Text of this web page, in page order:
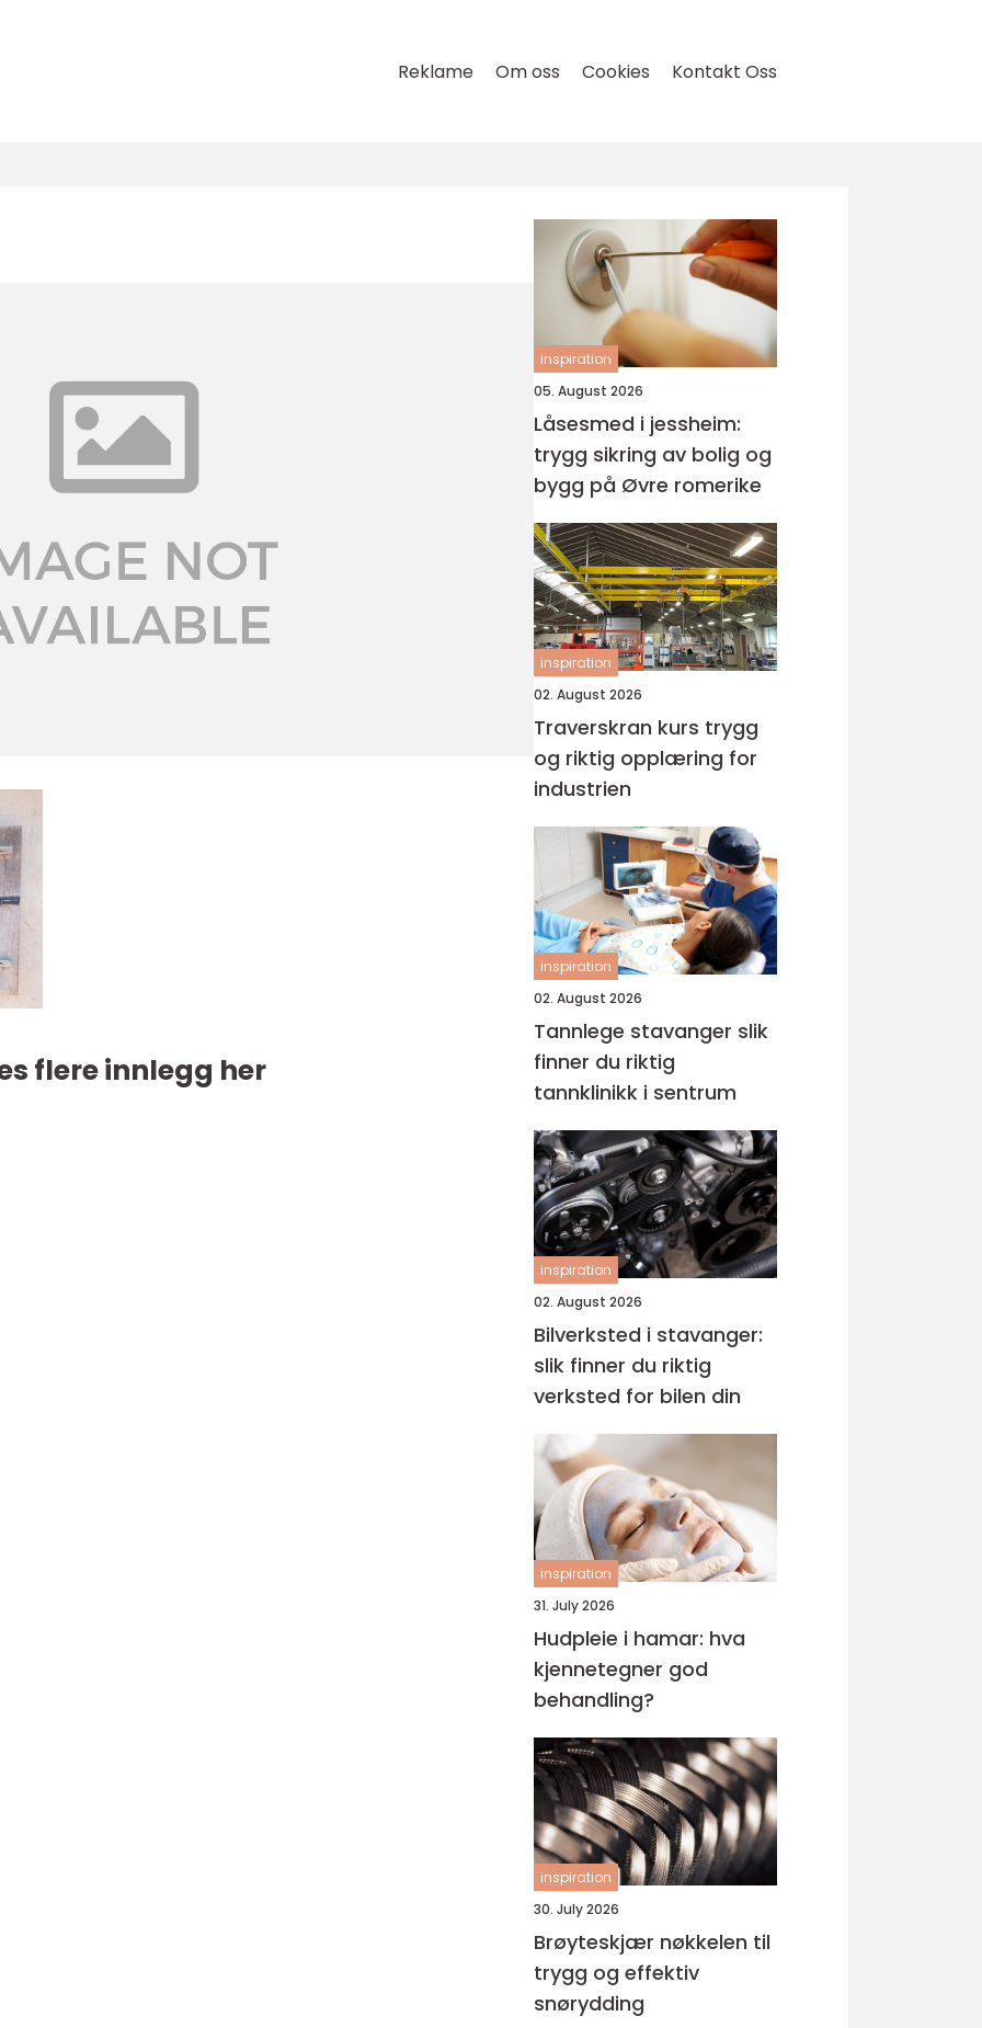
Reklame Om oss Cookies Kontakt Oss
flere innlegg her
inspiration
05. August 2026
Låsesmed i jessheim:
trygg sikring av bolig og
bygg på Øvre romerike
inspiration
02. August 2026
Traverskran kurs trygg
og riktig opplæring for
industrien
inspiration
02. August 2026
Tannlege stavanger slik
finner du riktig
tannklinikk i sentrum
inspiration
02. August 2026
Bilverksted i stavanger:
slik finner du riktig
verksted for bilen din
inspiration
31. July 2026
Hudpleie i hamar: hva
kjennetegner god
behandling?
inspiration
30. July 2026
Brøyteskjær nøkkelen til
trygg og effektiv
snørydding